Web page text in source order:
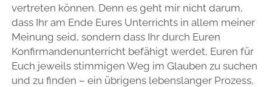
vertreten können. Denn es geht mir nicht darum,
dass Ihr am Ende Eures Unterrichts in allem meiner
Meinung seid, sondern dass Ihr durch Euren
Konfirmandenunterricht befähigt werdet, Euren für
Euch jeweils stimmigen Weg im Glauben zu suchen
und zu finden – ein übrigens lebenslanger Prozess,